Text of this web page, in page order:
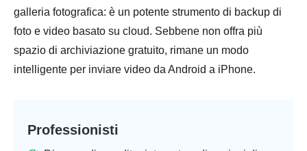
galleria fotografica: è un potente strumento di backup di
foto e video basato su cloud. Sebbene non offra più
spazio di archiviazione gratuito, rimane un modo
intelligente per inviare video da Android a iPhone.
Professionisti